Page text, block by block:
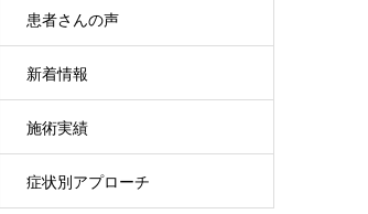
患者さんの声
新着情報
施術実績
症状別アプローチ